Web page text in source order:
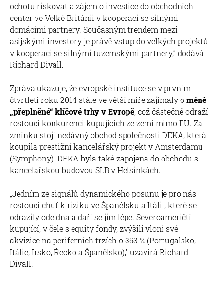
ochotu riskovat a zájem o investice do obchodních
center ve Velké Británii v kooperaci se silnými
domácími partnery. Současným trendem mezi
asijskými investory je právě vstup do velkých projektů
v kooperaci se silnými tuzemskými partnery,“ dodává
Richard Divall.
Zpráva ukazuje, že evropské instituce se v prvním
čtvrtletí roku 2014 stále ve větší míře zajímaly oméně
„přeplněné“ klíčové trhy v Evropě, což částečně odráží
rostoucí konkurenci kupujících ze zemí mimo EU. Za
zmínku stojí nedávný obchod společnosti DEKA, která
koupila prestižní kancelářský projekt v Amsterdamu
(Symphony). DEKA byla také zapojena do obchodu s
kancelářskou budovou SLB v Helsinkách.
„Jedním ze signálů dynamického posunu je pro nás
rostoucí chuť k riziku ve Španělsku a Itálii, které se
odrazily ode dna a daří se jim lépe. Severoameričtí
kupující, v čele s equity fondy, zvýšili vloni své
akvizice na periferních trzích o 353 % (Portugalsko,
Itálie, Irsko, Řecko a Španělsko),“ uzavírá Richard
Divall.